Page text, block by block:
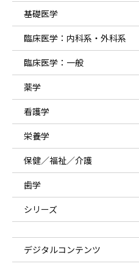
基礎医学
臨床医学：内科系・外科系
臨床医学：一般
薬学
看護学
栄養学
保健／福祉／介護
歯学
シリーズ
デジタルコンテンツ